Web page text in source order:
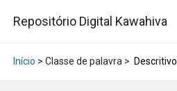
Repositório Digital Kawahiva
Início > Classe de palavra > Descritivo